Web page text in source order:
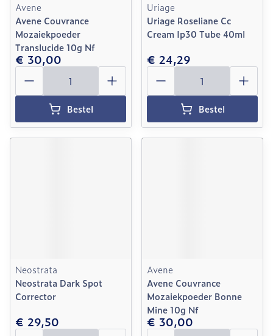
Avene
Avene Couvrance
Mozaiekpoeder
Translucide 10g Nf
€ 30,00
Aantal
Bestel
Uriage
Uriage Roseliane Cc
Cream Ip30 Tube 40ml
€ 24,29
Aantal
Bestel
Neostrata
Neostrata Dark Spot
Corrector
€ 29,50
Avene
Avene Couvrance
Mozaiekpoeder Bonne
Mine 10g Nf
€ 30,00